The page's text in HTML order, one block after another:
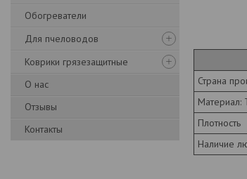
Обогреватели
Для пчеловодов
Коврики грязезащитные
О нас
Отзывы
Контакты
Страна
Материал:
Плотность
Наличие